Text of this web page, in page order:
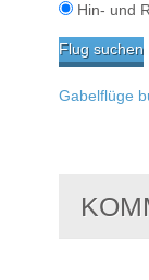
Hin- und
Gabelflüge